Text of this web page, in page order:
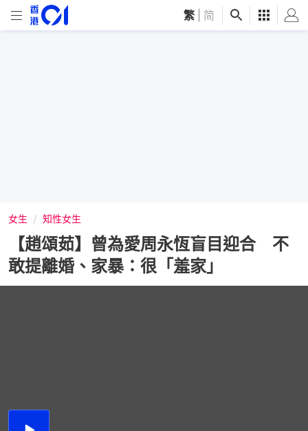
繁 简
女生 知性女生
【趙頌茹】曾為愛周永恆盲目迎合 不
敢提離婚、家暴：很「羞家」